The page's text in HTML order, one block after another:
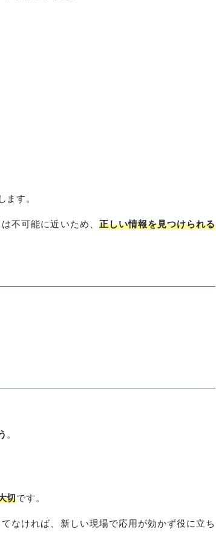
す。
不可能に近いため、 正しい情報を見つけられる
。
切です。
なければ、新しい現場で応用が効かず役に立ち